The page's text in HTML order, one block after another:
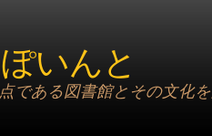
いんと
である図書館とその文化